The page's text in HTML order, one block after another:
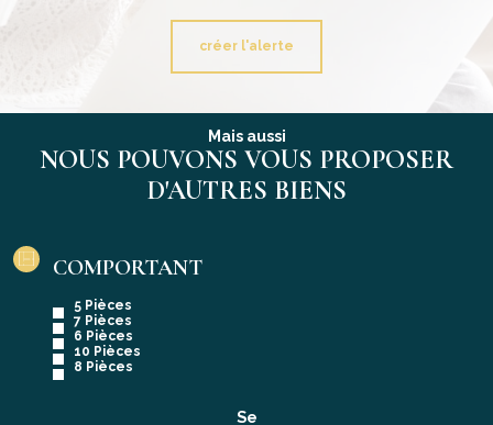
créer l'alerte
Mais aussi
NOUS POUVONS VOUS PROPOSER
D'AUTRES BIENS
COMPORTANT
5 Pièces
7 Pièces
6 Pièces
10 Pièces
8 Pièces
Se